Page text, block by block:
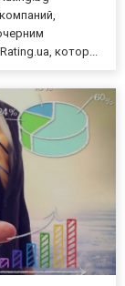
котор...